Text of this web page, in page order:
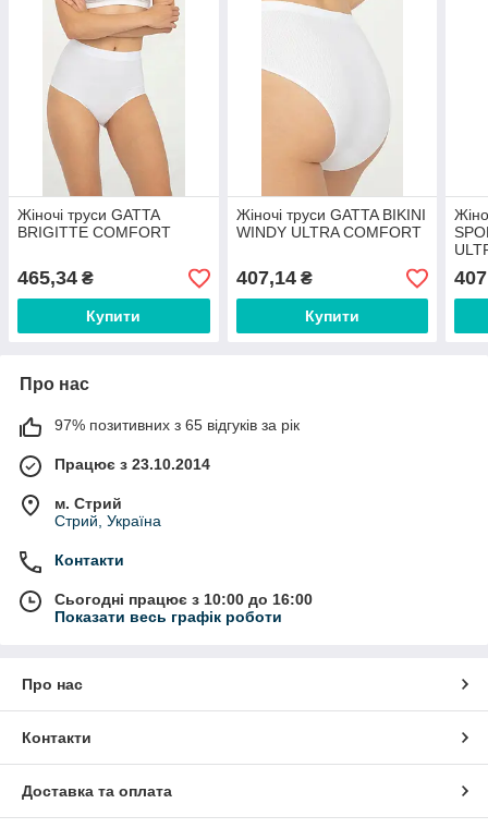
Жіночі труси GATTA
BRIGITTE COMFORT
465,34 ₴
Купити
Жіночі труси GATTA BIKINI
WINDY ULTRA COMFORT
407,14₴
Купити
Про нас
97% позитивних з 65 відгуків за рік
Працює з 23.10.2014
м. Стрий
Стрий, Україна
Контакти
Сьогодні працює з 10:00 до 16:00
Показати весь графік роботи
Про нас
Контакти
Доставка та оплата